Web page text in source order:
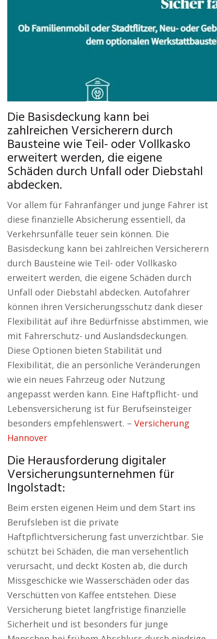
Die Basisdeckung kann bei
zahlreichen Versicherern durch
Bausteine wie Teil- oder Vollkasko
erweitert werden, die eigene
Schäden durch Unfall oder Diebstahl
abdecken.
Vor allem für Fahranfänger und junge Fahrer ist
diese finanzielle Absicherung essentiell, da
Verkehrsunfälle teuer sein können. Die
Basisdeckung kann bei zahlreichen Versicherern
durch Bausteine wie Teil- oder Vollkasko
erweitert werden, die eigene Schäden durch
Unfall oder Diebstahl abdecken. Autofahrer
können ihren Versicherungsschutz dank dieser
Flexibilität auf ihre Bedürfnisse abstimmen, wie
mit Fahrerschutz- und Auslandsdeckungen.
Diese Optionen bieten Stabilität und
Flexibilität, die an persönliche Veränderungen
wie ein neues Fahrzeug oder Nutzung
angepasst werden kann. Eine Haftpflicht- und
Lebensversicherung ist für Berufseinsteiger
besonders empfehlenswert. – Versicherung
Hannover
Die Herausforderung digitaler
Versicherungsunternehmen für
Ingolstadt:
Beim ersten eigenen Heim und dem Start ins
Berufsleben ist die private
Haftpflichtversicherung fast unverzichtbar. Sie
schützt bei Schäden, die man versehentlich
verursacht, und deckt Kosten ab, die durch
Missgeschicke wie Wasserschäden oder das
Verschütten von Kaffee entstehen. Diese
Versicherung bietet langfristige finanzielle
Sicherheit und ist besonders für junge